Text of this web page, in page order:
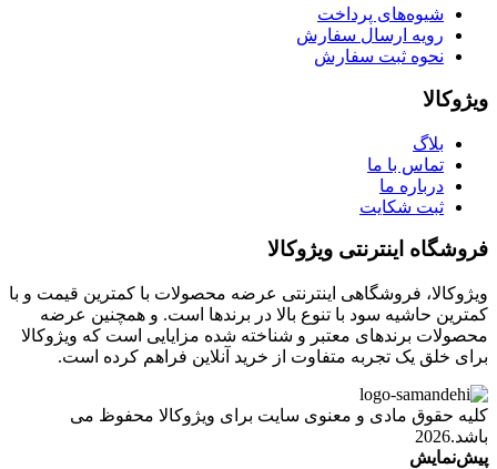
شیوه‌های پرداخت
رویه ارسال سفارش
نحوه ثبت سفارش
ویژوکالا
بلاگ
تماس با ما
درباره ما
ثبت شکایت
فروشگاه اینترنتی ویژوکالا
ویژوکالا، فروشگاهی اینترنتی عرضه محصولات با کمترین قیمت و با
کمترین حاشیه سود با تنوع بالا در برندها است. و همچنین عرضه
محصولات برندهای معتبر و شناخته شده مزایایی است که ویژوکالا
برای خلق یک تجربه متفاوت از خرید آنلاین فراهم کرده است.
کلیه حقوق مادی و معنوی سایت برای ویژوکالا محفوظ می
باشد.2026
پیش‌نمایش